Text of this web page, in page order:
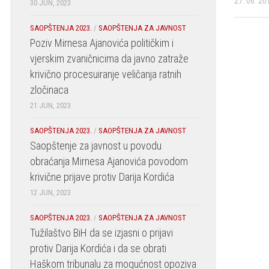
30 JUN, 2023
SAOPŠTENJA 2023. / SAOPŠTENJA ZA JAVNOST
Poziv Mirnesa Ajanovića političkim i
vjerskim zvaničnicima da javno zatraže
krivično procesuiranje veličanja ratnih
zločinaca
21 JUN, 2023
SAOPŠTENJA 2023. / SAOPŠTENJA ZA JAVNOST
Saopštenje za javnost u povodu
obraćanja Mirnesa Ajanovića povodom
krivične prijave protiv Darija Kordića
12 JUN, 2023
SAOPŠTENJA 2023. / SAOPŠTENJA ZA JAVNOST
Tužilaštvo BiH da se izjasni o prijavi
protiv Darija Kordića i da se obrati
Haškom tribunalu za mogućnost opoziva